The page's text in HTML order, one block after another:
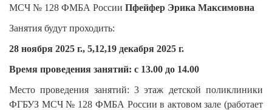
МСЧ № 128 ФМБА России Пфейфер Эрика Максимовна
Занятия будут проходить:
28 ноября 2025 г., 5,12,19 декабря 2025 г.
Время проведения занятий: с 13.00 до 14.00
Место проведения занятий: 3 этаж детской поликлиники
ФГБУЗ МСЧ № 128 ФМБА России в актовом зале (работает